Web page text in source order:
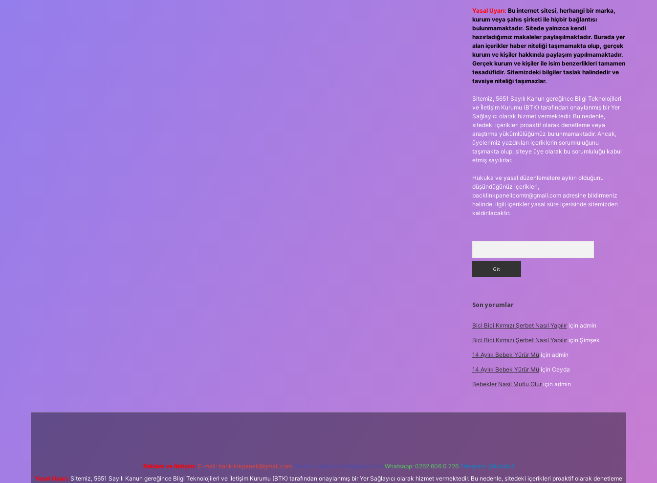
Yasal Uyarı: Bu internet sitesi, herhangi bir marka,
kurum veya şahıs şirketi ile hiçbir bağlantısı
bulunmamaktadır. Sitede yalnızca kendi
hazırladığımız makaleler paylaşılmaktadır. Burada yer
alan içerikler haber niteliği taşımamakta olup, gerçek
kurum ve kişiler hakkında paylaşım yapılmamaktadır.
Gerçek kurum ve kişiler ile isim benzerlikleri tamamen
tesadüfidir. Sitemizdeki bilgiler taslak halindedir ve
tavsiye niteliği taşımazlar.
Sitemiz, 5651 Sayılı Kanun gereğince Bilgi Teknolojileri
ve İletişim Kurumu (BTK) tarafından onaylanmış bir Yer
Sağlayıcı olarak hizmet vermektedir. Bu nedenle,
sitedeki içerikleri proaktif olarak denetleme veya
araştırma yükümlülüğümüz bulunmamaktadır. Ancak,
üyelerimiz yazdıkları içeriklerin sorumluluğunu
taşımakta olup, siteye üye olarak bu sorumluluğu kabul
etmiş sayılırlar.
Hukuka ve yasal düzenlemelere aykırı olduğunu
düşündüğünüz içerikleri,
backlinkpanelicomtr@gmail.comadresine bildirmeniz
halinde, ilgili içerikler yasal süre içerisinde sitemizden
kaldırılacaktır.
Son yorumlar
Bici Bici Kırmızı Şerbet Nasıl Yapılıriçin admin
Bici Bici Kırmızı Şerbet Nasıl Yapılıriçin Şimşek
14 Aylık Bebek Yürür Mü için admin
14 Aylık Bebek Yürür Mü için Ceyda
Bebekler Nasil Mutlu Oluriçin admin
Reklam ve İletişim: E-mail: backlinkpaneli@gmail.com Teams: forumhizmeti@gmail.com Whatsapp: 0262 606 0 726 Telegram: @karabul
Yasal Uyarı: Sitemiz, 5651 Sayılı Kanun gereğince Bilgi Teknolojileri ve İletişim Kurumu (BTK) tarafından onaylanmış bir Yer Sağlayıcı olarak hizmet vermektedir. Bu nedenle, sitedeki içerikleri proaktif olarak denetleme